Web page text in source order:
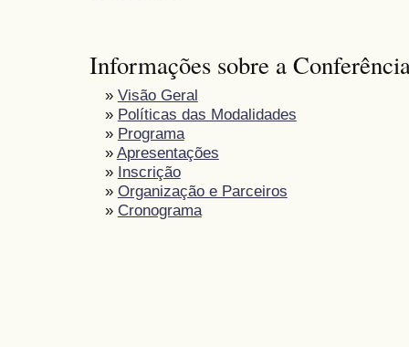
Informações sobre a
» Visão Geral
» Políticas das Modalidades
» Programa
» Apresentações
» Inscrição
» Organização e Parceiros
» Cronograma